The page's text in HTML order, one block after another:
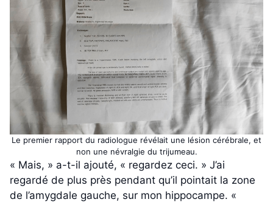
Le premier rapport du radiologue révélait une lésion cérébrale, et
non une névralgie du trijumeau.
« Mais, » a-t-il ajouté, « regardez ceci. » J’ai
regardé de plus près pendant qu’il pointait la zone
de l’amygdale gauche, sur mon hippocampe. «